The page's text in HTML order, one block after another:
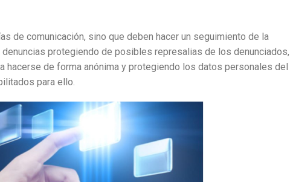
de comunicación, sino que deben hacer un seguimiento de la
protegiendo de posibles represalias de los denunciados,
hacerse de forma anónima y protegiendo los datos personales del
para ello.